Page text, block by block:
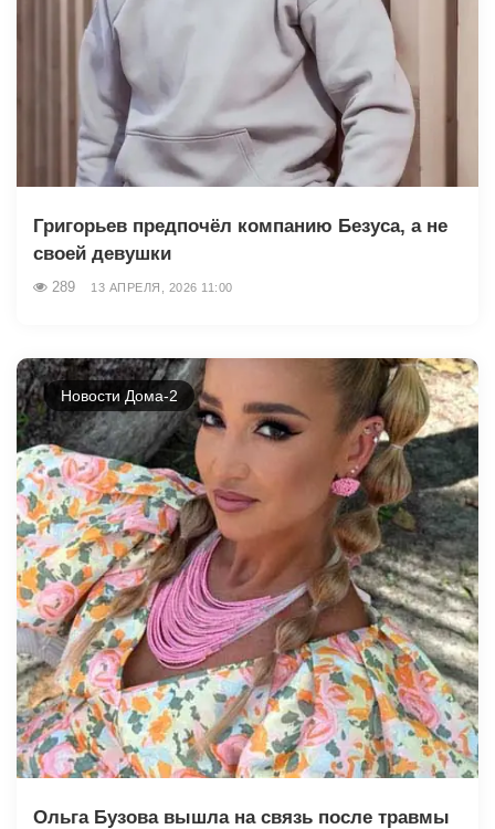
Григорьев предпочёл компанию Безуса, а не
своей девушки
289 13 АПРЕЛЯ, 2026 11:00
Новости Дома-2
Ольга Бузова вышла на связь после травмы